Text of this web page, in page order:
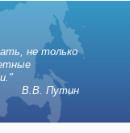
не только
В.В. Путин